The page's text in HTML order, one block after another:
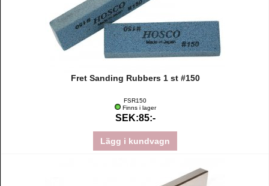
Fret Sanding Rubbers 1 st #150
FSR150
Finns i lager
SEK:85:-
Lägg i kundvagn